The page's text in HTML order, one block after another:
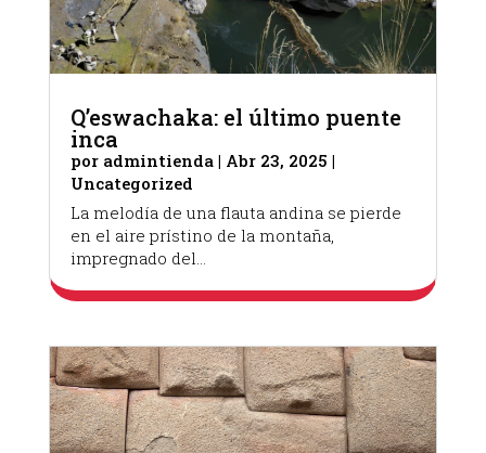
Q’eswachaka: el último puente
inca
por admintienda| Abr 23, 2025 |
Uncategorized
La melodía de una flauta andina se pierde
en el aire prístino de la montaña,
impregnado del...